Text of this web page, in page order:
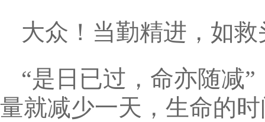
大众！当勤精进，如
“是日已过，命亦随减
量就减少一天，生命的